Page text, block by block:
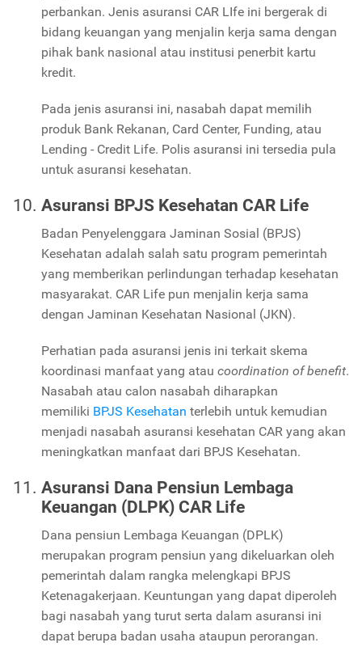
perbankan. Jenis asuransi CAR LIfe ini bergerak di
bidang keuangan yang menjalin kerja sama dengan
pihak bank nasional atau institusi penerbit kartu
kredit.
Pada jenis asuransi ini, nasabah dapat memilih
produk Bank Rekanan, Card Center, Funding, atau
Lending - Credit Life. Polis asuransi ini tersedia pula
untuk asuransi kesehatan.
Asuransi BPJS Kesehatan CAR Life
Badan Penyelenggara Jaminan Sosial (BPJS)
Kesehatan adalah salah satu program pemerintah
yang memberikan perlindungan terhadap kesehatan
masyarakat. CAR Life pun menjalin kerja sama
dengan Jaminan Kesehatan Nasional (JKN).
Perhatian pada asuransi jenis ini terkait skema
koordinasi manfaat yang atau coordination of benefit.
Nasabah atau calon nasabah diharapkan
memiliki BPJS Kesehatan terlebih untuk kemudian
menjadi nasabah asuransi kesehatan CAR yang akan
meningkatkan manfaat dari BPJS Kesehatan.
Asuransi Dana Pensiun Lembaga
Keuangan (DLPK) CAR Life
Dana pensiun Lembaga Keuangan (DPLK)
merupakan program pensiun yang dikeluarkan oleh
pemerintah dalam rangka melengkapi BPJS
Ketenagakerjaan. Keuntungan yang dapat diperoleh
bagi nasabah yang turut serta dalam asuransi ini
dapat berupa badan usaha ataupun perorangan.